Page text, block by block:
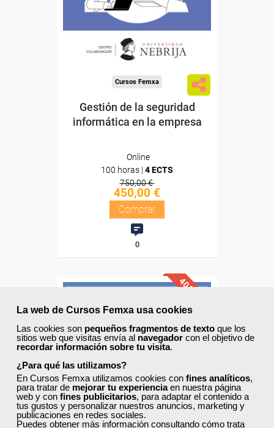
La web de Cursos Femxa usa cookies
Las cookies son pequeños fragmentos de texto que los
sitios web que visitas envía al navegador con el objetivo de
recordar información sobre tu visita.
¿Para qué las utilizamos?
En Cursos Femxa utilizamos cookies con fines analíticos,
para tratar de mejorar tu experienciaen nuestra página
web y con fines publicitarios, para adaptar el contenido a
tus gustos y personalizar nuestros anuncios, marketing y
publicaciones en redes sociales.
Puedes obtener más información consultando cómo trata
Doble titulación
Compra segura
Cursos Femxa
Gestión de la seguridad
informática en la empresa
Online
100 horas | 4 ECTS
750,00 €
450,00 €
Comprar
0
40% DTO.
Diploma
Compra segura